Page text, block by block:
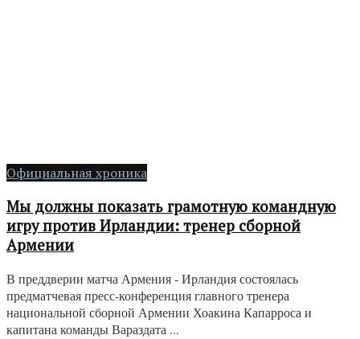
Официальная хроника
Мы должны показать грамотную командную
игру против Ирландии: тренер сборной
Армении
В преддверии матча Армения - Ирландия состоялась
предматчевая пресс-конференция главного тренера
национальной сборной Армении Хоакина Капарроса и
капитана команды Вараздата ...